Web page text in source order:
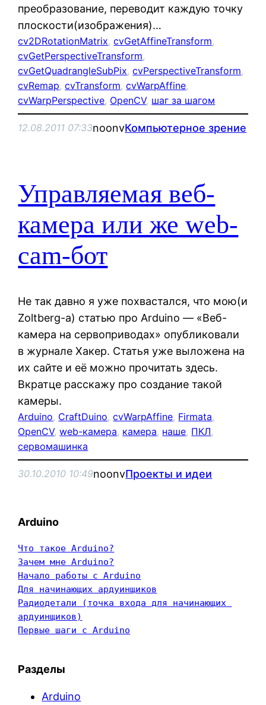
преобразование, переводит каждую точку
плоскости(изображения)…
cv2DRotationMatrix, cvGetAffineTransform
cvGetPerspectiveTransform
cvGetQuadrangleSubPix, cvPerspectiveTransform
cvRemap, cvTransform, cvWarpAffine
cvWarpPerspective, OpenCV, шаг за шагом
12.08.2011 07:33noonvКомпьютерное зрение
Управляемая веб-
камера или же web-
cam-бот
Не так давно я уже похвастался, что мою(и
Zoltberg-а) статью про Arduino — «Веб-
камера на сервоприводах» опубликовали
в журнале Хакер. Статья уже выложена на
их сайте и её можно прочитать здесь.
Вкратце расскажу про создание такой
камеры.
Arduino, CraftDuino, cvWarpAffine, Firmata
OpenCV, web-камера, камера, наше, ПКЛ
сервомашинка
30.10.2010 10:49noonvПроекты и идеи
Arduino
Что такое Arduino?
Зачем мне Arduino?
Начало работы с Arduino
Для начинающих ардуинщиков
Радиодетали (точка входа для начинающих
ардуинщиков)
Первые шаги с Arduino
Разделы
Arduino